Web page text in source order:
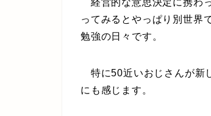
経営的な意思決定に携わ
ってみるとやっぱり別世界
勉強の日々です。
特に50近いおじさんが新
にも感じます。